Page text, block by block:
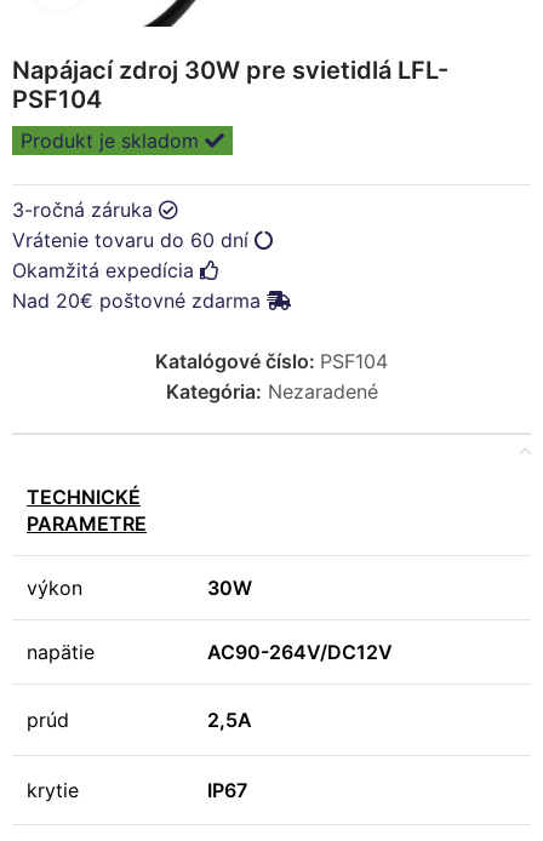
Napájací zdroj 30W pre svietidlá LFL-
PSF104
Produkt je skladom
3-ročná záruka
Vrátenie tovaru do 60 dní
Okamžitá expedícia
Nad 20€ poštovné zdarma
Katalógové číslo: PSF104
Kategória: Nezaradené
TECHNICKÉ
PARAMETRE
výkon 30W
napätie AC90-264V/DC12V
prúd 2,5A
krytie IP67